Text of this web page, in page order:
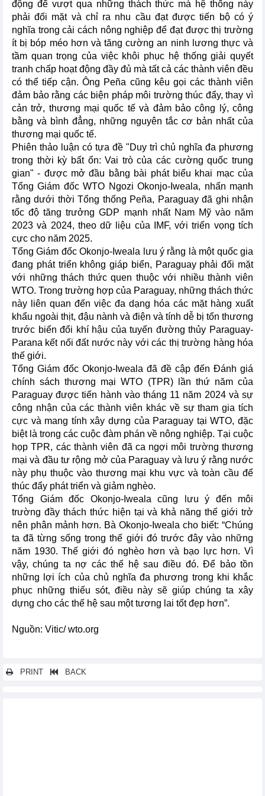
động để vượt qua những thách thức mà hệ thống này
phải đối mặt và chỉ ra nhu cầu đạt được tiến bộ có ý
nghĩa trong cải cách nông nghiệp để đạt được thị trường
ít bị bóp méo hơn và tăng cường an ninh lương thực và
tầm quan trọng của việc khôi phục hệ thống giải quyết
tranh chấp hoạt động đầy đủ mà tất cả các thành viên đều
có thể tiếp cận. Ông Peña cũng kêu gọi các thành viên
đảm bảo rằng các biện pháp môi trường thúc đẩy, thay vì
cản trở, thương mại quốc tế và đảm bảo công lý, công
bằng và bình đẳng, những nguyên tắc cơ bản nhất của
thương mại quốc tế.
Phiên thảo luận có tựa đề "Duy trì chủ nghĩa đa phương
trong thời kỳ bất ổn: Vai trò của các cường quốc trung
gian" - được mở đầu bằng bài phát biểu khai mạc của
Tổng Giám đốc WTO Ngozi Okonjo-Iweala, nhấn mạnh
rằng dưới thời Tổng thống Peña, Paraguay đã ghi nhận
tốc độ tăng trưởng GDP mạnh nhất Nam Mỹ vào năm
2023 và 2024, theo dữ liệu của IMF, với triển vọng tích
cực cho năm 2025.
Tổng Giám đốc Okonjo-Iweala lưu ý rằng là một quốc gia
đang phát triển không giáp biển, Paraguay phải đối mặt
với những thách thức quen thuộc với nhiều thành viên
WTO. Trong trường hợp của Paraguay, những thách thức
này liên quan đến việc đa dạng hóa các mặt hàng xuất
khẩu ngoài thịt, đậu nành và điện và tính dễ bị tổn thương
trước biến đổi khí hậu của tuyến đường thủy Paraguay-
Parana kết nối đất nước này với các thị trường hàng hóa
thế giới.
Tổng Giám đốc Okonjo-Iweala đã đề cập đến Đánh giá
chính sách thương mại WTO (TPR) lần thứ năm của
Paraguay được tiến hành vào tháng 11 năm 2024 và sự
công nhận của các thành viên khác về sự tham gia tích
cực và mang tính xây dựng của Paraguay tại WTO, đặc
biệt là trong các cuộc đàm phán về nông nghiệp. Tại cuộc
họp TPR, các thành viên đã ca ngợi môi trường thương
mại và đầu tư rộng mở của Paraguay và lưu ý rằng nước
này phụ thuộc vào thương mại khu vực và toàn cầu để
thúc đẩy phát triển và giảm nghèo.
Tổng Giám đốc Okonjo-Iweala cũng lưu ý đến môi
trường đầy thách thức hiện tại và khả năng thế giới trở
nên phân mảnh hơn. Bà Okonjo-Iweala cho biết: “Chúng
ta đã từng sống trong thế giới đó trước đây vào những
năm 1930. Thế giới đó nghèo hơn và bạo lực hơn. Vì
vậy, chúng ta nợ các thế hệ sau điều đó. Để bảo tồn
những lợi ích của chủ nghĩa đa phương trong khi khắc
phục những thiếu sót, điều này sẽ giúp chúng ta xây
dựng cho các thế hệ sau một tương lai tốt đẹp hơn”.
Nguồn: Vitic/ wto.org
PRINT BACK